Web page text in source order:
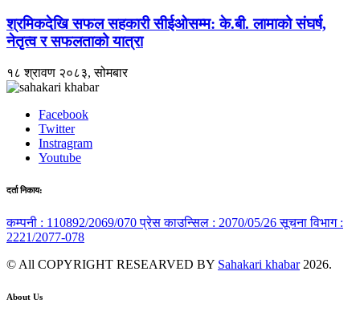
श्रमिकदेखि सफल सहकारी सीईओसम्म: के.बी. लामाको संघर्ष,
नेतृत्व र सफलताको यात्रा
१८ श्रावण २०८३, सोमबार
Facebook
Twitter
Instragram
Youtube
दर्ता निकाय:
कम्पनी : 110892/2069/070प्रेस काउन्सिल : 2070/05/26सूचना विभाग :
2221/2077-078
© All COPYRIGHT RESEARVED BY Sahakari khabar2026.
About Us